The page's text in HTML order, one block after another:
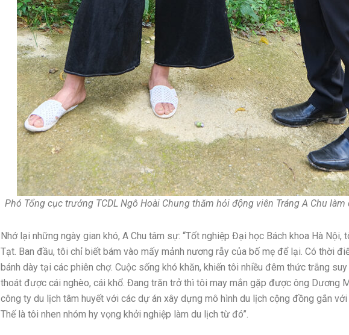
Phó Tổng cục trưởng TCDL Ngô Hoài Chung thăm hỏi động viên Tráng A Chu
Nhớ lại những ngày gian khó, A Chu tâm sự: “Tốt nghiệp Đại học Bách khoa Hà Nội,
Tạt. Ban đầu, tôi chỉ biết bám vào mấy mảnh nương rẫy của bố mẹ để lại. Có thời
bánh dày tại các phiên chợ. Cuộc sống khó khăn, khiến tôi nhiều đêm thức trắng
thoát được cái nghèo, cái khổ. Đang trăn trở thì tôi may mắn gặp được ông Dương
công ty du lịch tâm huyết với các dự án xây dựng mô hình du lịch cộng đồng gắn với
Thế là tôi nhen nhóm hy vọng khởi nghiệp làm du lịch từ đó”.